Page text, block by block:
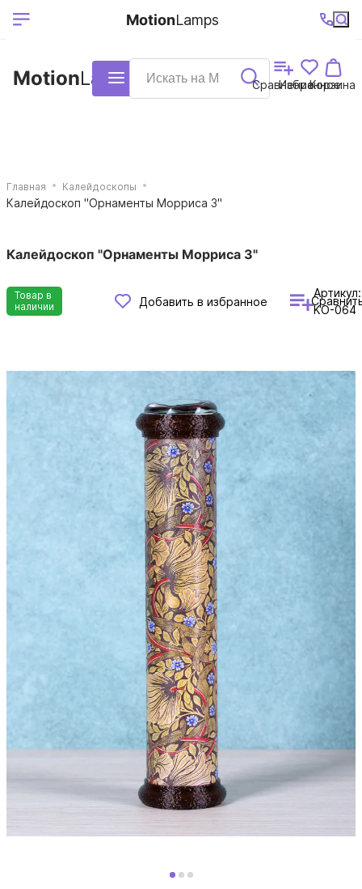
Ваш регион
Выберите ваш
+7 (495)740-
38-68
График
работы
MotionLamps Каталог Сравнение
Избранное
Корзина
MotionLamps
Главная Калейдоскопы
Калейдоскоп "Орнаменты Морриса 3"
Калейдоскоп "Орнаменты Морриса 3"
Товар в
наличии
Добавить в избранное
Артикул:
KO-064